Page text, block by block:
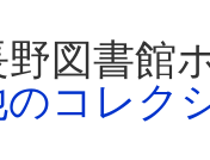
図書館
コレク